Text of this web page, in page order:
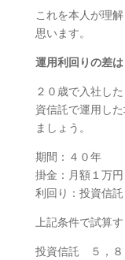
これを本人が理
思います。
運用利回りの差
２０歳で入社し
資信託で運用し
ましょう。
期間：４０年
掛金：月額１万円
利回り：投資信
上記条件で試算す
投資信託 ５，８